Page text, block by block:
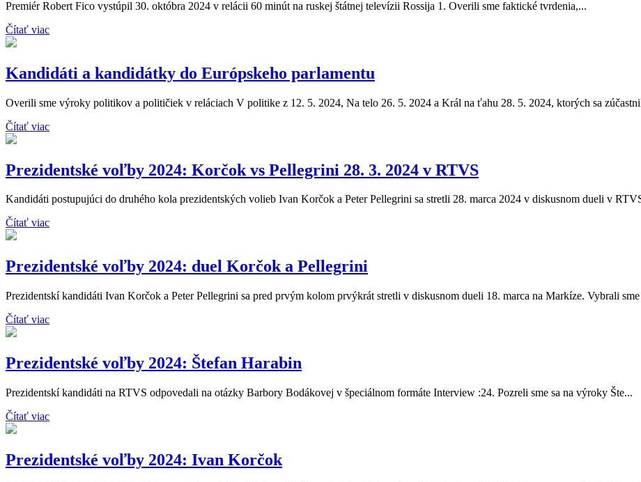
Premiér Robert Fico vystúpil 30. októbra 2024 v relácii 60 minút na ruskej štátnej televízii Rossija 1. Overili sme faktické tvrdenia,...
Čítať viac
Kandidáti a kandidátky do Európskeho parlamentu
Overili sme výroky politikov a političiek v reláciach V politike z 12. 5. 2024, Na telo 26. 5. 2024 a Král na ťahu 28. 5. 2024, ktorých sa
Čítať viac
Prezidentské voľby 2024: Korčok vs Pellegrini 28. 3. 2024 v RTVS
Kandidáti postupujúci do druhého kola prezidentských volieb Ivan Korčok a Peter Pellegrini sa stretli 28. marca 2024 v diskusnom dueli v
Čítať viac
Prezidentské voľby 2024: duel Korčok a Pellegrini
Prezidentskí kandidáti Ivan Korčok a Peter Pellegrini sa pred prvým kolom prvýkrát stretli v diskusnom dueli 18. marca na Markíze. Vybrali
Čítať viac
Prezidentské voľby 2024: Štefan Harabin
Prezidentskí kandidáti na RTVS odpovedali na otázky Barbory Bodákovej v špeciálnom formáte Interview :24. Pozreli sme sa na výroky Šte...
Čítať viac
Prezidentské voľby 2024: Ivan Korčok